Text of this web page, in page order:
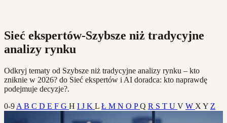
Sieć ekspertów-Szybsze niż tradycyjne
analizy rynku
Odkryj tematy od Szybsze niż tradycyjne analizy rynku – kto
zniknie w 2026? do Sieć ekspertów i AI doradca: kto naprawdę
podejmuje decyzje?.
0-9 A B C D E F G H I J K L Ł M N O PQ R S T U V W X Y Z